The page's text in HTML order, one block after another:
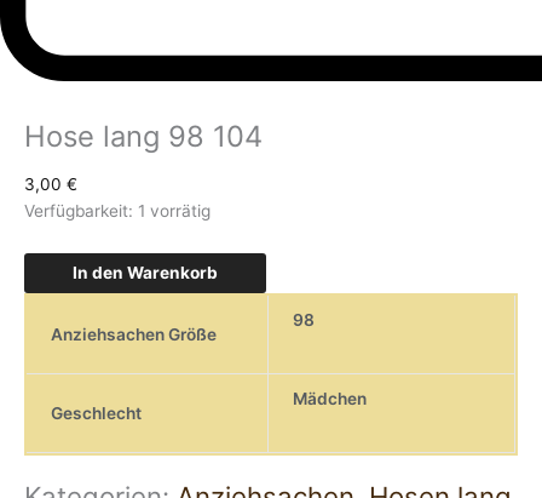
Hose lang 98 104
3,00 €
Verfügbarkeit: 1 vorrätig
In den Warenkorb
Anziehsachen Größe
98
Geschlecht
Mädchen